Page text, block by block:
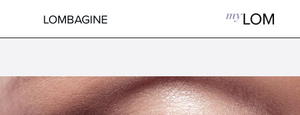
Gesicht
Körper
Pinsel Gesicht
Pinsel Augen
LOMBAGINE